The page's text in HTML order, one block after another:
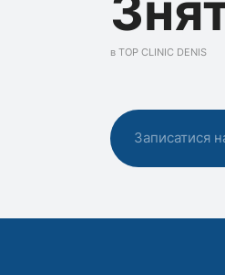
в TOP CLINIC DENIS
Записатися